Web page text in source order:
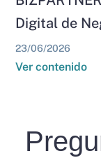
Digital de
23/06/2026
Ver contenido